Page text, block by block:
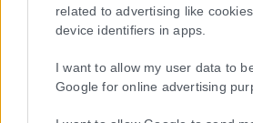
related to advertising like
device identifiers in apps.
I want to allow my user data to
Google for online advertising